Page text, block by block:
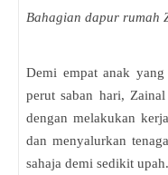
Bahagian dapur rumah
Demi empat anak
perut saban hari, Zainal
dengan melakukan
dan menyalurkan
sahaja demi sedikit upah.